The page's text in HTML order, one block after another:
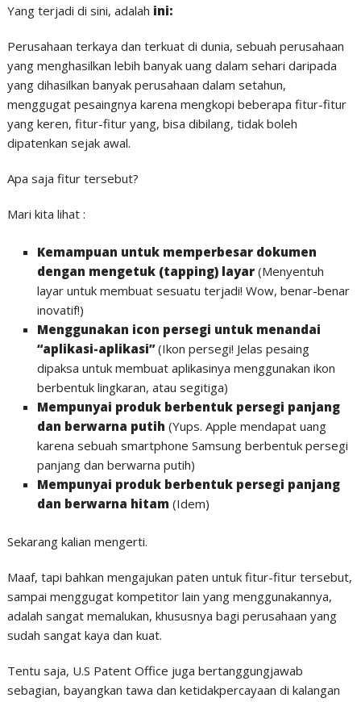
Yang terjadi di sini, adalah ini:
Perusahaan terkaya dan terkuat di dunia, sebuah perusahaan
yang menghasilkan lebih banyak uang dalam sehari daripada
yang dihasilkan banyak perusahaan dalam setahun,
menggugat pesaingnya karena mengkopi beberapa fitur-fitur
yang keren, fitur-fitur yang, bisa dibilang, tidak boleh
dipatenkan sejak awal.
Apa saja fitur tersebut?
Mari kita lihat :
Kemampuan untuk memperbesar dokumen
dengan mengetuk (tapping) layar(Menyentuh
layar untuk membuat sesuatu terjadi! Wow, benar-benar
inovatif!)
Menggunakan icon persegi untuk menandai
“aplikasi-aplikasi”(Ikon persegi! Jelas pesaing
dipaksa untuk membuat aplikasinya menggunakan ikon
berbentuk lingkaran, atau segitiga)
Mempunyai produk berbentuk persegi panjang
dan berwarna putih(Yups. Apple mendapat uang
karena sebuah smartphone Samsung berbentuk persegi
panjang dan berwarna putih)
Mempunyai produk berbentuk persegi panjang
dan berwarna hitam(Idem)
Sekarang kalian mengerti.
Maaf, tapi bahkan mengajukan paten untuk fitur-fitur tersebut,
sampai menggugat kompetitor lain yang menggunakannya,
adalah sangat memalukan, khususnya bagi perusahaan yang
sudah sangat kaya dan kuat.
Tentu saja, U.S Patent Office juga bertanggungjawab
sebagian, bayangkan tawa dan ketidakpercayaan di kalangan